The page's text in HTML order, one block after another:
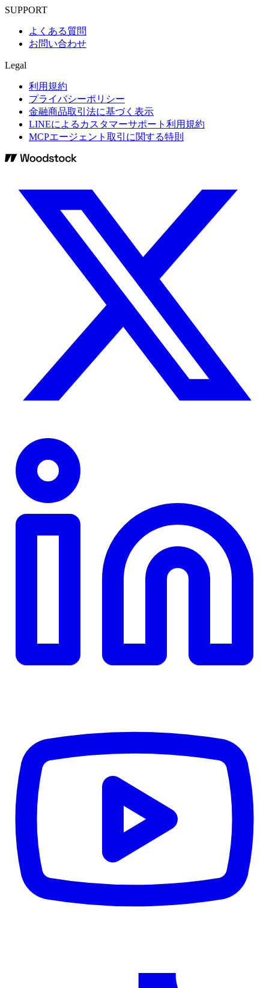
SUPPORT
よくある質問
お問い合わせ
Legal
利用規約
プライバシーポリシー
金融商品取引法に基づく表示
LINEによるカスタマーサポート利用規約
MCPエージェント取引に関する特則